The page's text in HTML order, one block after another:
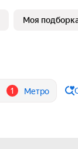
Моя
1 Метро